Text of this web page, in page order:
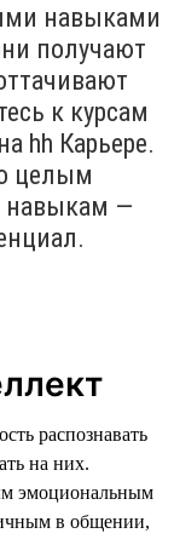
навыками
получают
к курсам
hh Карьере.
целым
навыкам —
распознавать
на них.
эмоциональным
в общении,